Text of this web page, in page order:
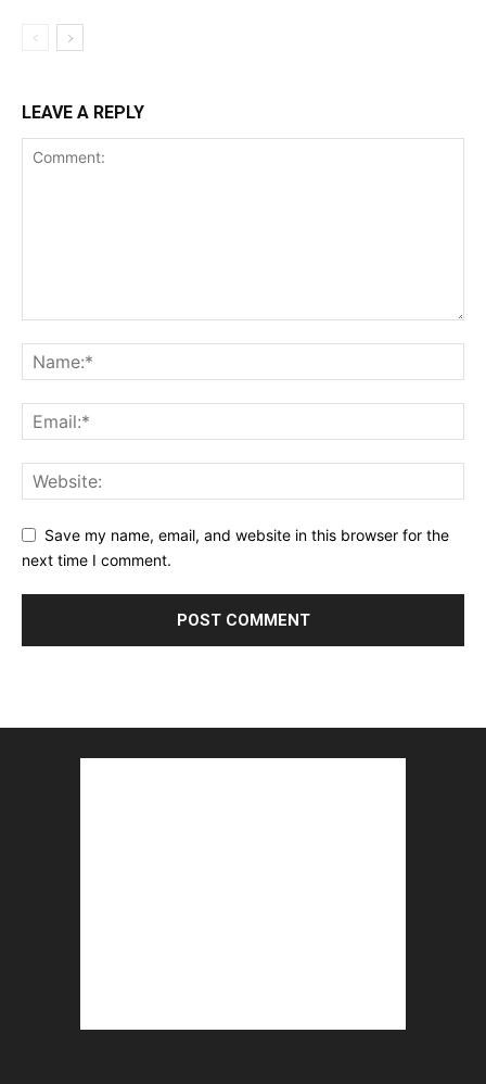
LEAVE A REPLY
Save my name, email, and website in this browser for the
next time I comment.